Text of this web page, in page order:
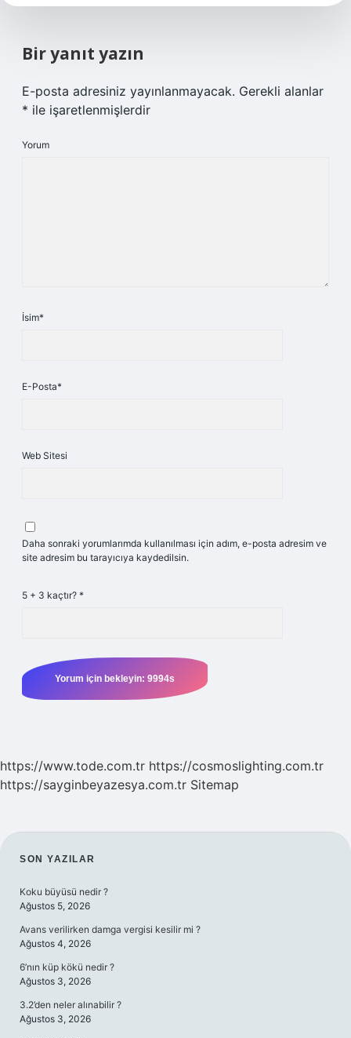
Bir yanıt yazın
E-posta adresiniz yayınlanmayacak. Gerekli alanlar
* ile işaretlenmişlerdir
Yorum
İsim*
E-Posta*
Web Sitesi
Daha sonraki yorumlarımda kullanılması için adım, e-posta adresim ve
site adresim bu tarayıcıya kaydedilsin.
5 + 3 kaçtır? *
https://www.tode.com.tr https://cosmoslighting.com.tr
https://sayginbeyazesya.com.tr Sitemap
SIDEBAR
SON YAZILAR
Koku büyüsü nedir ?
Ağustos 5, 2026
Avans verilirken damga vergisi kesilir mi ?
Ağustos 4, 2026
6’nın küp kökü nedir ?
Ağustos 3, 2026
3.2’den neler alınabilir ?
Ağustos 3, 2026